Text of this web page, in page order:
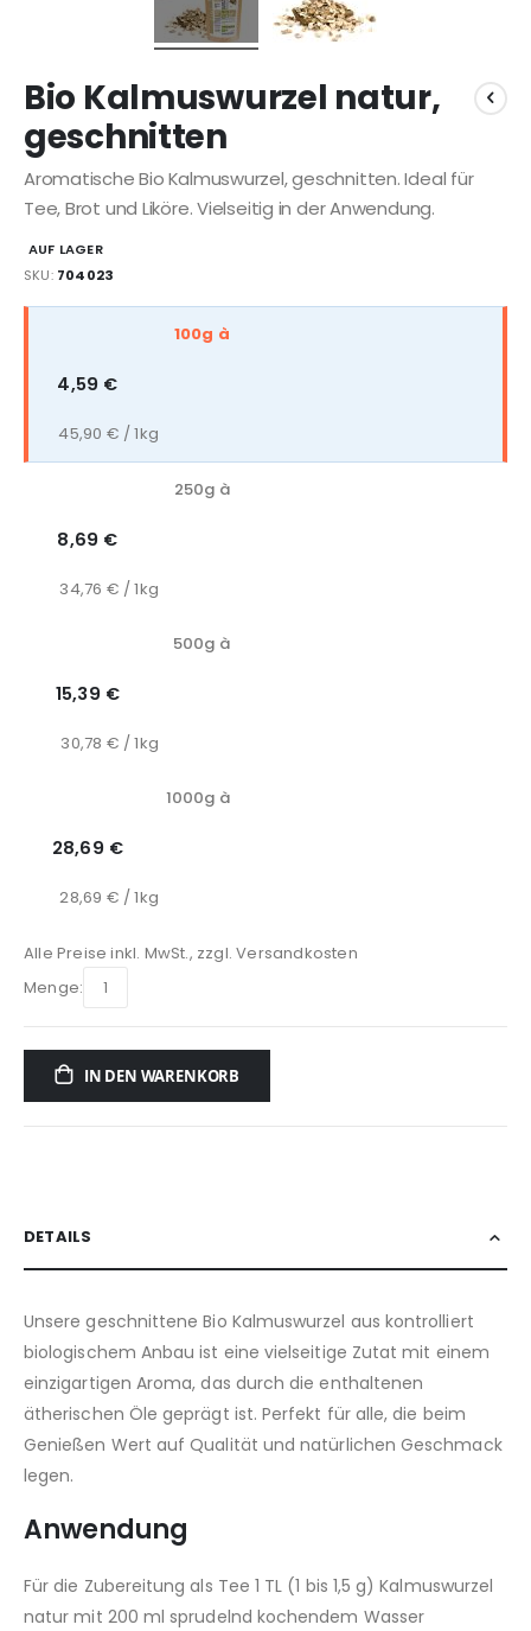
Bio Kalmuswurzel natur,
geschnitten
Aromatische Bio Kalmuswurzel, geschnitten. Ideal für
Tee, Brot und Liköre. Vielseitig in der Anwendung.
AUF LAGER
SKU 704023
Artikel
100g à
4,59 €
45,90 € / 1kg
250g à
8,69 €
34,76 € / 1kg
500g à
15,39 €
30,78 € / 1kg
1000g à
28,69 €
28,69 € / 1kg
Alle Preise inkl. MwSt., zzgl.Versandkosten
Menge:
IN DEN WARENKORB
DETAILS
Unsere geschnittene Bio Kalmuswurzel aus kontrolliert
biologischem Anbau ist eine vielseitige Zutat mit einem
einzigartigen Aroma, das durch die enthaltenen
ätherischen Öle geprägt ist. Perfekt für alle, die beim
Genießen Wert auf Qualität und natürlichen Geschmack
legen.
Anwendung
Für die Zubereitung als Tee 1 TL (1 bis 1,5 g) Kalmuswurzel
natur mit 200 ml sprudelnd kochendem Wasser